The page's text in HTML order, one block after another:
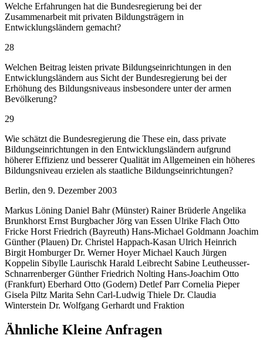
Welche Erfahrungen hat die Bundesregierung bei der
Zusammenarbeit mit privaten Bildungsträgern in
Entwicklungsländern gemacht?
28
Welchen Beitrag leisten private Bildungseinrichtungen in den
Entwicklungsländern aus Sicht der Bundesregierung bei der
Erhöhung des Bildungsniveaus insbesondere unter der armen
Bevölkerung?
29
Wie schätzt die Bundesregierung die These ein, dass private
Bildungseinrichtungen in den Entwicklungsländern aufgrund
höherer Effizienz und besserer Qualität im Allgemeinen ein höheres
Bildungsniveau erzielen als staatliche Bildungseinrichtungen?
Berlin, den 9. Dezember 2003
Markus Löning Daniel Bahr (Münster) Rainer Brüderle Angelika
Brunkhorst Ernst Burgbacher Jörg van Essen Ulrike Flach Otto
Fricke Horst Friedrich (Bayreuth) Hans-Michael Goldmann Joachim
Günther (Plauen) Dr. Christel Happach-Kasan Ulrich Heinrich
Birgit Homburger Dr. Werner Hoyer Michael Kauch Jürgen
Koppelin Sibylle Laurischk Harald Leibrecht Sabine Leutheusser-
Schnarrenberger Günther Friedrich Nolting Hans-Joachim Otto
(Frankfurt) Eberhard Otto (Godern) Detlef Parr Cornelia Pieper
Gisela Piltz Marita Sehn Carl-Ludwig Thiele Dr. Claudia
Winterstein Dr. Wolfgang Gerhardt und Fraktion
Ähnliche Kleine Anfragen